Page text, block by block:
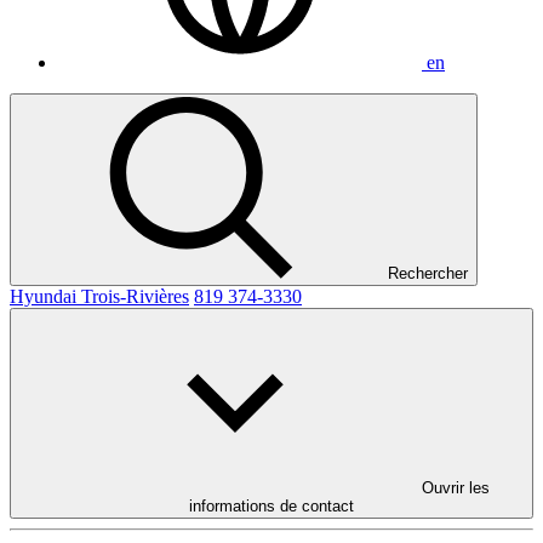
en
Rechercher
Hyundai Trois-Rivières 819 374-3330
Ouvrir les
informations de contact